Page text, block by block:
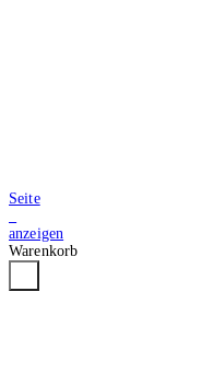
Seite
anzeigen
Warenkorb